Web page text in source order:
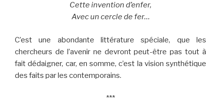
Cette invention d’enfer,
Avec un cercle de fer…
C’est une abondante littérature spéciale, que les
chercheurs de l’avenir ne devront peut-être pas tout à
fait dédaigner, car, en somme, c’est la vision synthétique
des faits par les contemporains.
***